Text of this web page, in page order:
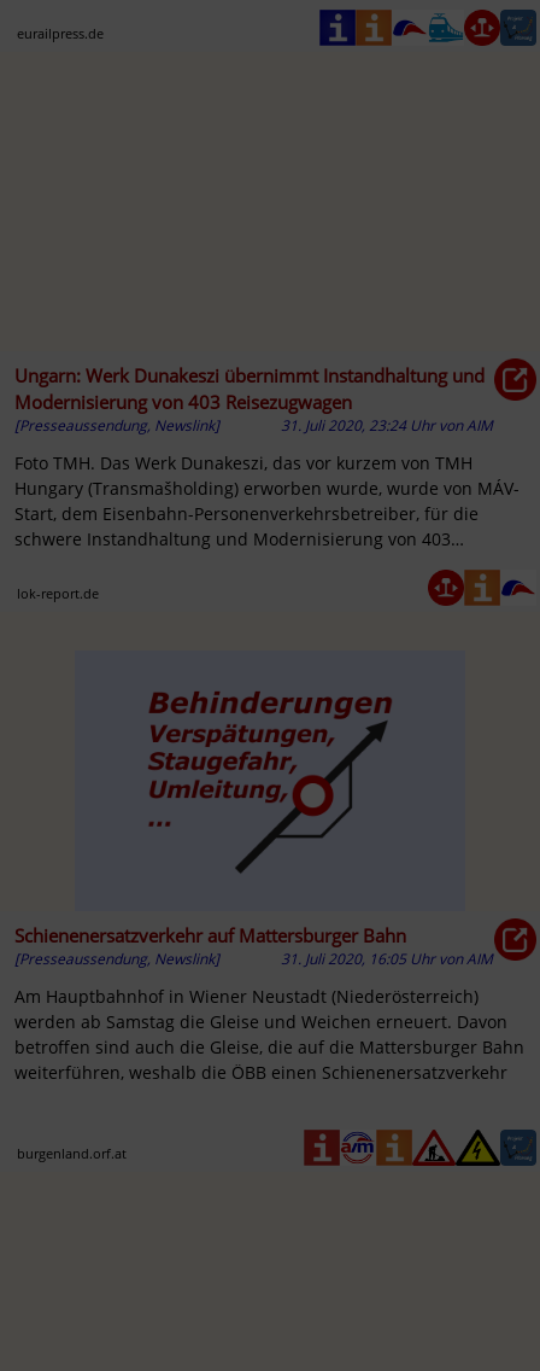
eurailpress.de
Ungarn: Werk Dunakeszi übernimmt Instandhaltung und
Modernisierung von 403 Reisezugwagen
[Presseaussendung, Newslink] 31. Juli 2020, 23:24 Uhr vonAIM
Foto TMH. Das Werk Dunakeszi, das vor kurzem von TMH
Hungary (Transmašholding) erworben wurde, wurde von MÁV-
Start, dem Eisenbahn-Personenverkehrsbetreiber, für die
schwere Instandhaltung und Modernisierung von 403
lok-report.de
Schienenersatzverkehr auf Mattersburger Bahn
[Presseaussendung, Newslink] 31. Juli 2020, 16:05 Uhr vonAIM
Am Hauptbahnhof in Wiener Neustadt (Niederösterreich)
werden ab Samstag die Gleise und Weichen erneuert. Davon
betroffen sind auch die Gleise, die auf die Mattersburger Bahn
weiterführen, weshalb die ÖBB einen Schienenersatzverkehr
burgenland.orf.at